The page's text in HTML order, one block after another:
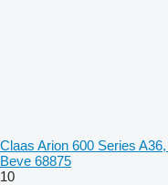
Claas Arion 600 Series
Beve 68875
10